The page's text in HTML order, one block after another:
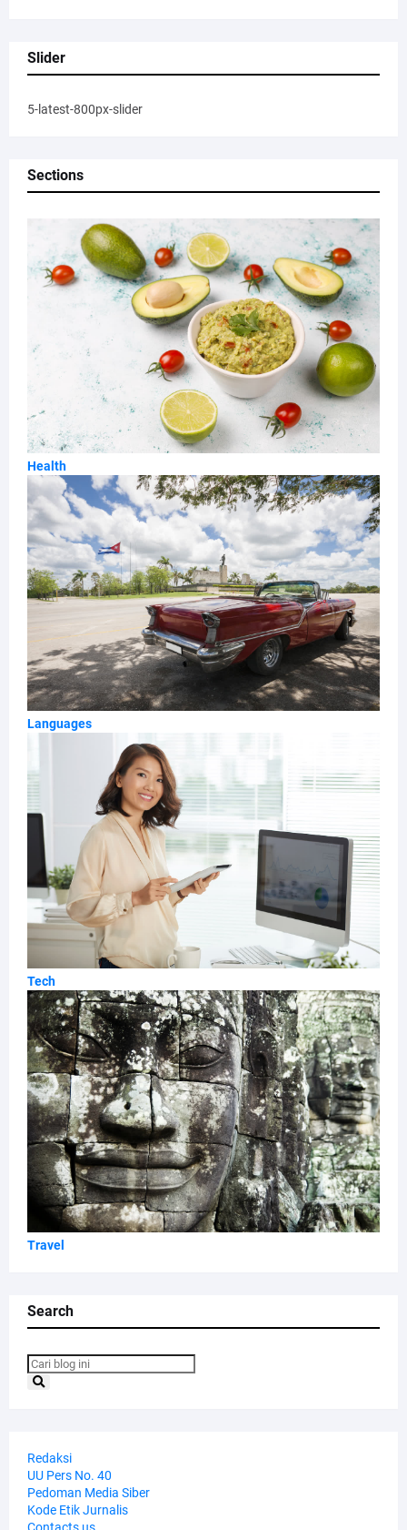
Slider
5-latest-800px-slider
Sections
Health
Languages
Tech
Travel
Search
Redaksi
UU Pers No. 40
Pedoman Media Siber
Kode Etik Jurnalis